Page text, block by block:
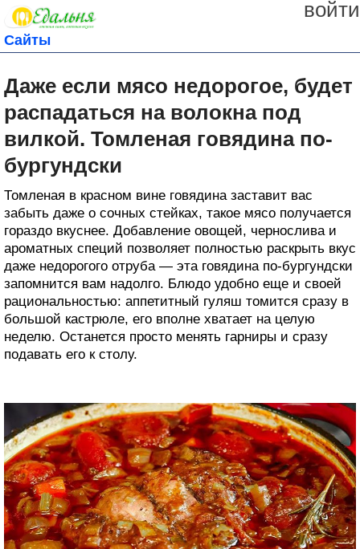
войти
Сайты
Даже если мясо недорогое, будет
распадаться на волокна под
вилкой. Томленая говядина по-
бургундски
Томленая в красном вине говядина заставит вас
забыть даже о сочных стейках, такое мясо получается
гораздо вкуснее. Добавление овощей, чернослива и
ароматных специй позволяет полностью раскрыть вкус
даже недорогого отруба — эта говядина по-бургундски
запомнится вам надолго. Блюдо удобно еще и своей
рациональностью: аппетитный гуляш томится сразу в
большой кастрюле, его вполне хватает на целую
неделю. Останется просто менять гарниры и сразу
подавать его к столу.